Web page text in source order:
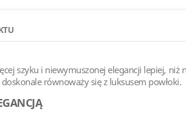
szyku i niewymuszonej elegancji lepiej, niż
równoważy się z luksusem powłoki.